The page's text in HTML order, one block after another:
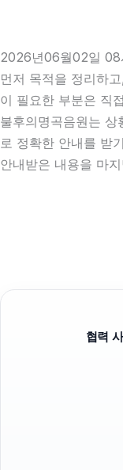
2026년06월02일 08
먼저 목적을 정리하
이 필요한 부분은 직
불후의명곡음원는
로 정확한 안내를 받
안내받은 내용을 마
협력